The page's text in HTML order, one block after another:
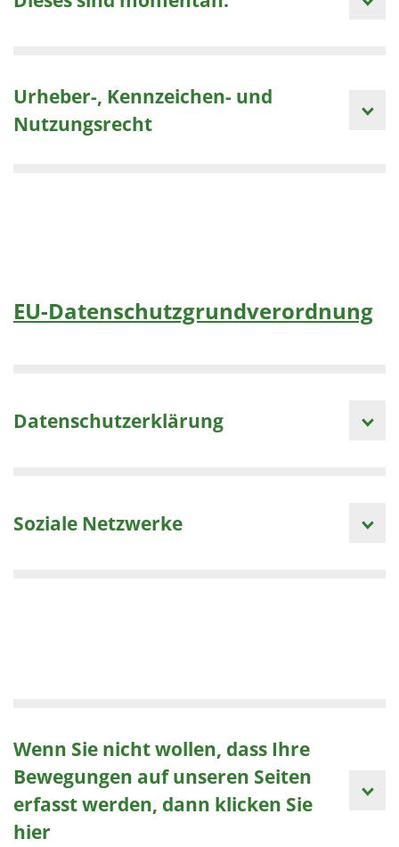
Urheber-, Kennzeichen- und
Nutzungsrecht
EU-Datenschutzgrundverordnung
Datenschutzerklärung
Soziale Netzwerke
Wenn Sie nicht wollen, dass Ihre
Bewegungen auf unseren Seiten
erfasst werden, dann klicken Sie
hier